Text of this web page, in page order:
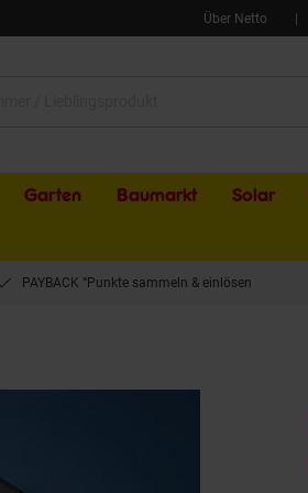
Über Netto
Garten Baumarkt Solar
PAYBACK °Punkte sammeln & einlösen